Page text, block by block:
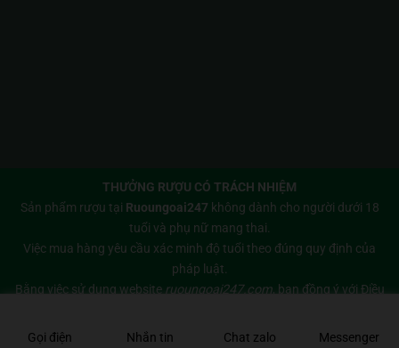
THƯỞNG RƯỢU CÓ TRÁCH NHIỆM
Sản phẩm rượu tại Ruoungoai247 không dành cho người dưới 18
tuổi và phụ nữ mang thai.
Việc mua hàng yêu cầu xác minh độ tuổi theo đúng quy định của
pháp luật.
Bằng việc sử dụng website ruoungoai247.com, bạn đồng ý với Điều
Copyright 2026 © Bản quyền thuộc về
Rượu Ngoại 247
Gọi điện Nhắn tin Chat zalo Messenger